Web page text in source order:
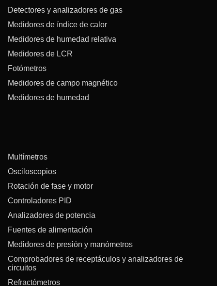
Detectores y analizadores de gas
Medidores de índice de calor
Medidores de humedad relativa
Medidores de LCR
Fotómetros
Medidores de campo magnético
Medidores de humedad
Multímetros
Osciloscopios
Rotación de fase y motor
Controladores PID
Analizadores de potencia
Fuentes de alimentación
Medidores de presión y manómetros
Comprobadores de receptáculos y analizadores de
circuitos
Refractómetros